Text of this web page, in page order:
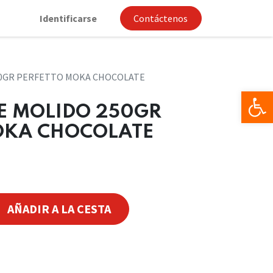
Identificarse Contáctenos
PERFETTO MOKA CHOCOLATE
MOLIDO 250GR
CHOCOLATE
AÑADIR A LA CESTA